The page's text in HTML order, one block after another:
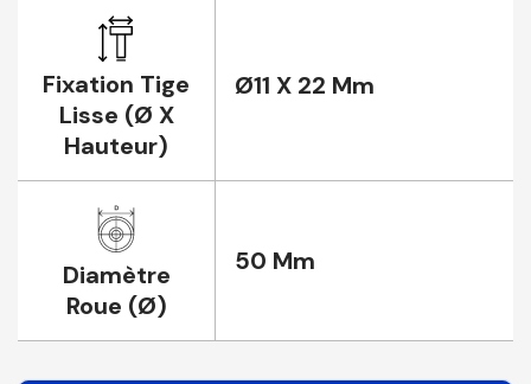
Fixation Tige
Lisse (Ø X
Hauteur)
Ø11 X 22 Mm
Diamètre
Roue (Ø)
50 Mm